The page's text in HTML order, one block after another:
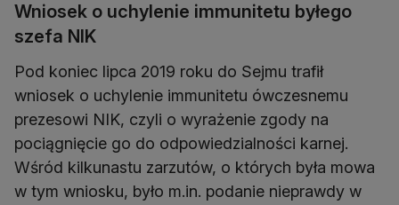
Wniosek o uchylenie immunitetu byłego
szefa NIK
Pod koniec lipca 2019 roku do Sejmu trafił
wniosek o uchylenie immunitetu ówczesnemu
prezesowi NIK, czyli o wyrażenie zgody na
pociągnięcie go do odpowiedzialności karnej.
Wśród kilkunastu zarzutów, o których była mowa
w tym wniosku, było m.in. podanie nieprawdy w